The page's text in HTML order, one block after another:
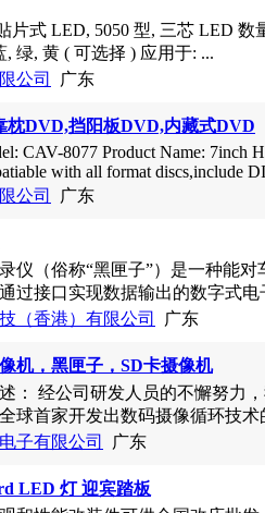
片式 LED, 5050 型, 三芯 LED
, 绿, 黄 ( 可选择 ) 应用于: ...
公司 广东
枕DVD,挡阳板DVD,内藏式DVD
CAV-8077 Product Name: 7inch
with all format discs,include
仪（俗称“黑匣子”）是一种能
过接口实现数据输出的数字式电
（香港）有限公司广东
机，黑匣子，SD卡摄像机
： 经公司研发人员的不懈努力
球首家开发出数码摄像循环技术
子有限公司广东